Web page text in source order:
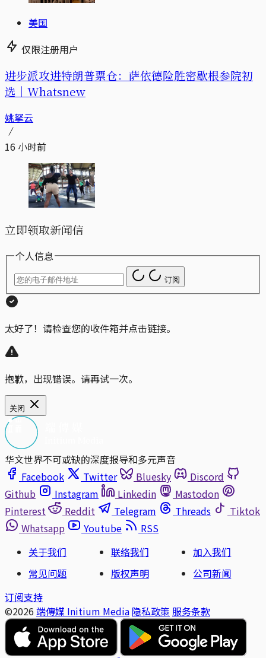
美国
仅限注册用户
进步派攻进特朗普票仓：萨依德险胜密歇根参院初
选｜Whatsnew
姚拏云
16 小时前
立即领取新闻信
个人信息
订阅
太好了！请检查您的收件箱并点击链接。
抱歉，出现错误。请再试一次。
关闭
华文世界不可或缺的深度报导和多元声音
Facebook
Twitter Bluesky
Discord
Github
Instagram Linkedin
Mastodon
Pinterest
Reddit Telegram Threads
Tiktok
Whatsapp
Youtube
RSS
关于我们
联络我们
加入我们
常见问题
版权声明
公司新闻
订阅支持
©2026 端傳媒 Initium Media 隐私政策 服务条款